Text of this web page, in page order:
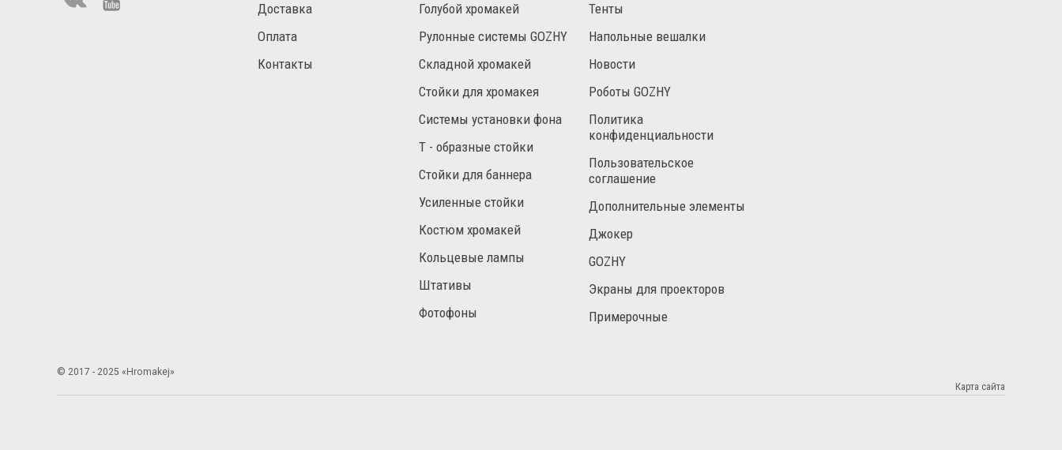
Доставка
Оплата
Контакты
Голубой хромакей
Рулонные системы GOZHY
Складной хромакей
Стойки для хромакея
Системы установки фона
Т - образные стойки
Стойки для баннера
Усиленные стойки
Костюм хромакей
Кольцевые лампы
Штативы
Фотофоны
Тенты
Напольные вешалки
Новости
Роботы GOZHY
Политика
конфиденциальности
Пользовательское
соглашение
Дополнительные элементы
Джокер
GOZHY
Экраны для проекторов
Примерочные
Карта сайта
© 2017 - 2025 «Hromakej»